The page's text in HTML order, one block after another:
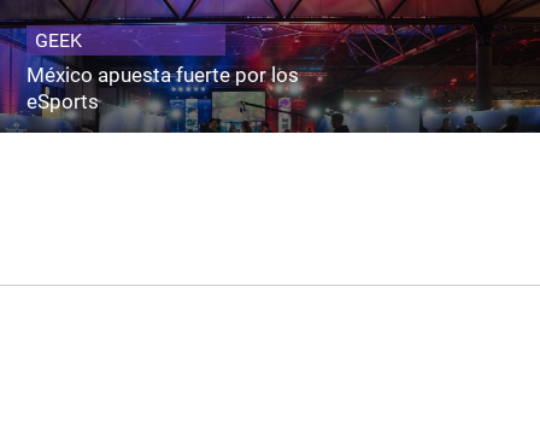
GEEK
México apuesta fuerte por los
eSports